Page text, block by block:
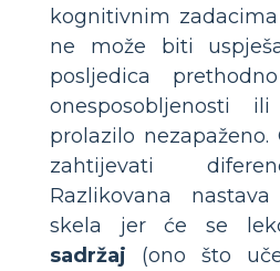
kognitivnim
ne može biti
posljedica
onesposobljenosti
prolazilo
zahtijevati
Razlikovana
skela jer će se
sadržaj (ono što